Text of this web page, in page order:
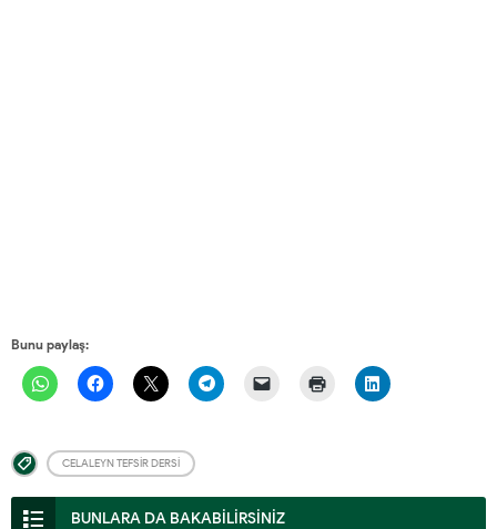
Bunu paylaş:
CELALEYN TEFSIR DERSI
BUNLARA DA BAKABİLİRSİNİZ